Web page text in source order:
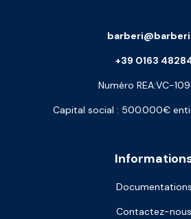
Documentations
Contactez-nous
+39 0163
Numéro REA:VC-
Capital social : 500.000€